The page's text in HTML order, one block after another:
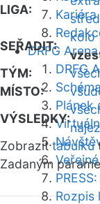
Kariéra
DRFG Arena
DRFG
Plánek
Rozpis
LIGA:
střed
SEŘADIT:
kolo
TÝM:
MÍSTO:
VÝSLEDKY:
Zobrazittabulku
Zadaným